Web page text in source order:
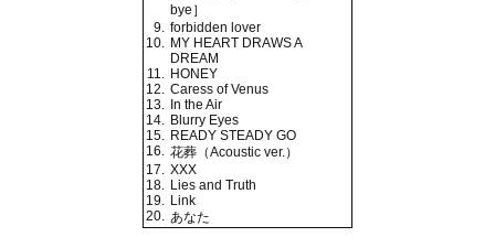
bye］
9. forbidden lover
10. MY HEART DRAWS A
DREAM
11. HONEY
12. Caress of Venus
13. In the Air
14. Blurry Eyes
15. READY STEADY GO
16. 花葬（Acoustic ver.）
17. XXX
18. Lies and Truth
19. Link
20. あなた